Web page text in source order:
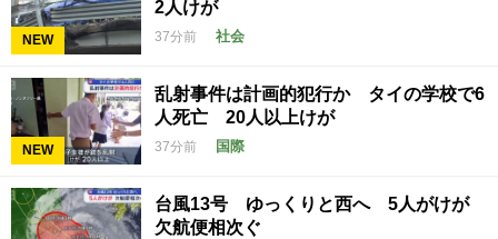
NEW
2人けが
37分前 社会
NEW
乱射事件は計画的犯行か タイの学校で6
人死亡 20人以上けが
37分前 国際
台風13号 ゆっくりと西へ 5人がけが
欠航便相次ぐ